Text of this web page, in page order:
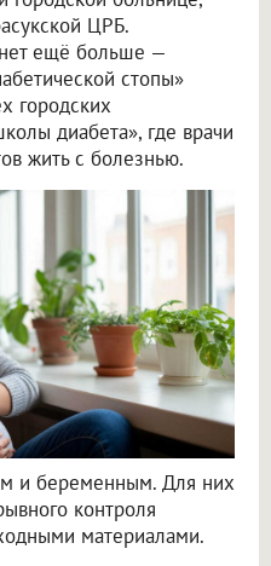
ЦРБ.
ещё больше —
стопы»
городских
диабета», где врачи
жить с болезнью.
и беременным. Для них
контроля
материалами.